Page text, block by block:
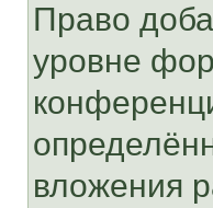
Право
уровне
вложения